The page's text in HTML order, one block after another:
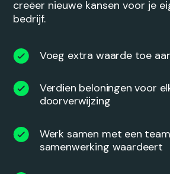
creëer nieuwe kansen voor je
bedrijf.
Voeg extra waarde toe
Verdien beloningen voor
doorverwijzing
Werk samen met een
samenwerking waardeert
2
3
4
9
1
2